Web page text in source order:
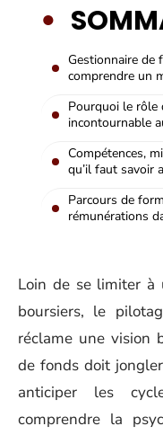
Gestionnaire de
comprendre un
Pourquoi le rôle
incontournable
Compétences,
qu’il faut savoir
Parcours de
rémunérations
Loin de se limiter à
boursiers, le
réclame une vision
de fonds doit
anticiper les
comprendre la